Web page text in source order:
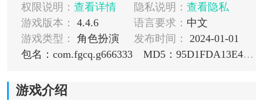
权限说明： 查看详情 隐私说明： 查看隐私
游戏版本：
4.4.6 语言要求： 中文
游戏类型：
角色扮演 发布时间：
2024-01-01
包名：com.fgcq.g666333
MD5：95D1FDA13E4934EF74E655B5721E6276
游戏介绍